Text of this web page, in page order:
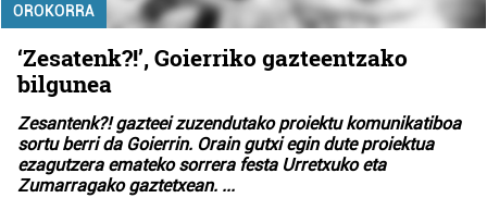
OROKORRA
‘Zesatenk?!’, Goierriko gazteentzako
bilgunea
Zesantenk?! gazteei zuzendutako proiektu komunikatiboa
sortu berri da Goierrin. Orain gutxi egin dute proiektua
ezagutzera emateko sorrera festa Urretxuko eta
Zumarragako gaztetxean. ...